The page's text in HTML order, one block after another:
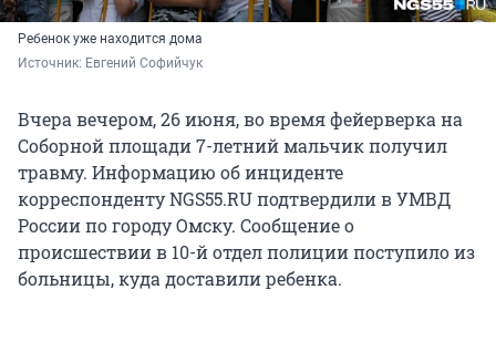
Ребенок уже находится дома
Источник: Евгений Софийчук
Вчера вечером, 26 июня, во время фейерверка на
Соборной площади 7-летний мальчик получил
травму. Информацию об инциденте
корреспонденту NGS55.RU подтвердили в УМВД
России по городу Омску. Сообщение о
происшествии в 10-й отдел полиции поступило из
больницы, куда доставили ребенка.